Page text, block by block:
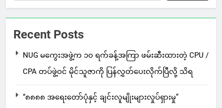
Recent Posts
NUG မကွေးအဖွဲ့က ၁၀ ရက်ခန့်အကြာ ဖမ်းဆီးထားတဲ့ CPU /
CPA တပ်ဖွဲ့ဝင် မိုင်သူဇာကို ပြန်လွှတ်ပေးလိုက်ပြီလို့ သိရ
“၈၈၈၈ အရေးတော်ပုံနှင့် ချင်းလူမျိုးများလှုပ်ရှားမှု”